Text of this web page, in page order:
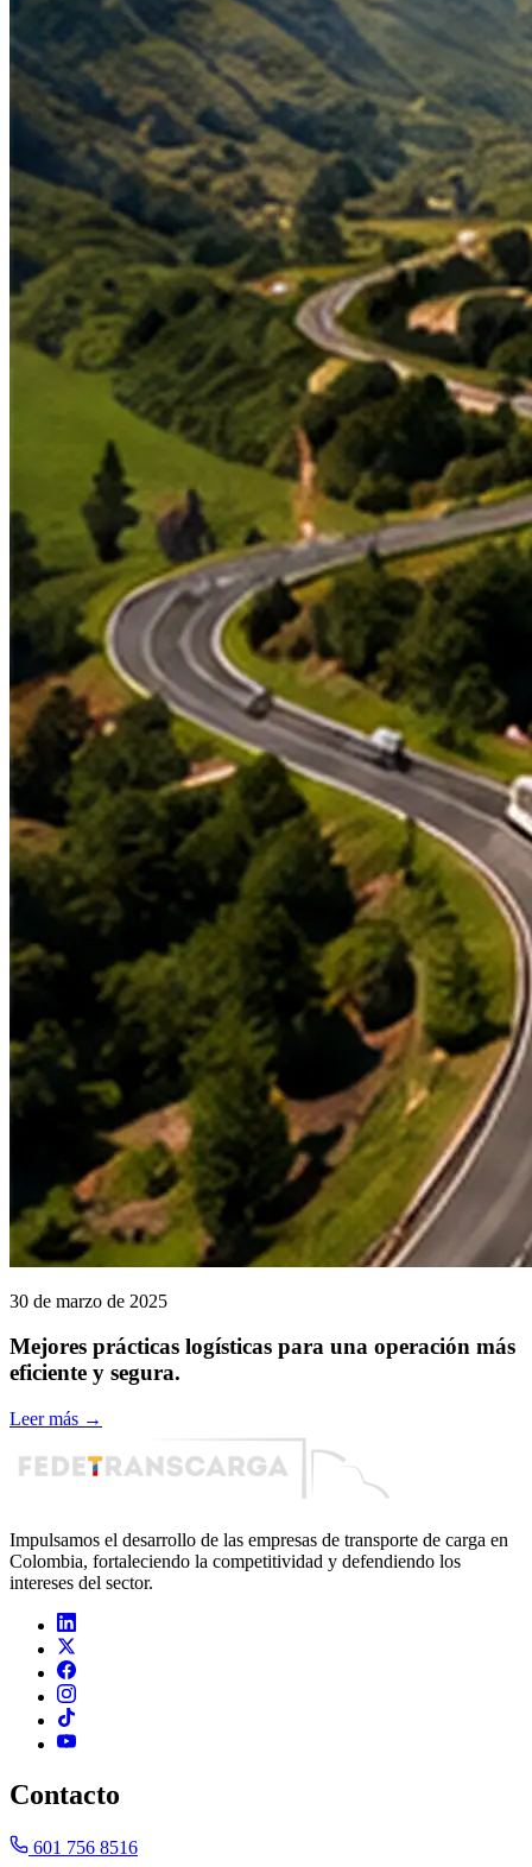
30 de marzo de 2025
Mejores prácticas logísticas para una operación más
eficiente y segura.
Leer más →
Impulsamos el desarrollo de las empresas de transporte de carga en
Colombia, fortaleciendo la competitividad y defendiendo los
intereses del sector.
Contacto
601 756 8516